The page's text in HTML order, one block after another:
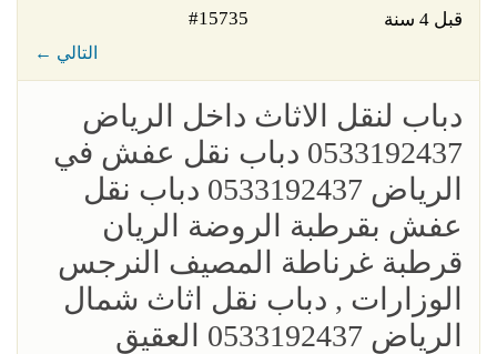
قبل 4 سنة
#15735
← التالي
دباب لنقل الاثاث داخل الرياض
0533192437 دباب نقل عفش في
الرياض 0533192437 دباب نقل
عفش بقرطبة الروضة الريان
قرطبة غرناطة المصيف النرجس
الوزارات , دباب نقل اثاث شمال
الرياض 0533192437 العقيق